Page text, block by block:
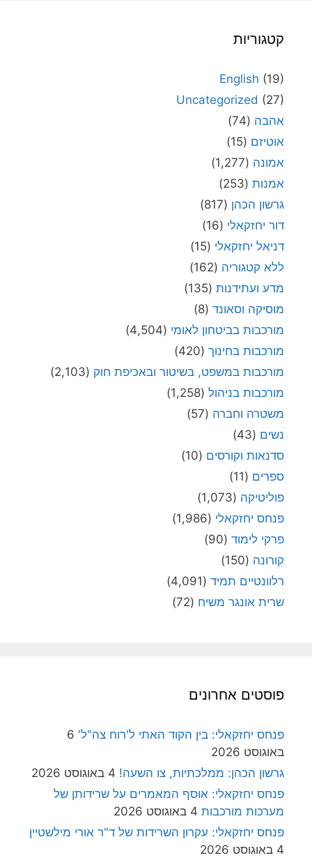
קטגוריות
English (19)
Uncategorized (27)
אהבה (74)
אוטיזם (15)
אמונה (1,277)
אמנות (253)
גרשון הכהן (817)
דור יחזקאלי (16)
דניאל יחזקאלי (15)
ללא קטגוריה (162)
מדע ועתידנות (135)
מוסיקה וסאונד (8)
מורכבות בביטחון לאומי (4,504)
מורכבות בחינוך (420)
מורכבות במשפט, בשיטור ובאכיפת חוק (2,103)
מורכבות בניהול (1,258)
משטרה וחברה (57)
נשים (43)
סדנאות וקורסים (10)
ספרים (11)
פוליטיקה (1,073)
פנחס יחזקאלי (1,986)
פרקי לימוד (90)
קורונה (150)
רלוונטיים תמיד (4,091)
שרית אונגר משיח (72)
פוסטים אחרונים
פנחס יחזקאלי: בין הקוד האתי ל'רוח צה"ל' 6
באוגוסט 2026
גרשון הכהן: ממלכתיות, צו השעה! 4 באוגוסט 2026
פנחס יחזקאלי: אוסף המאמרים על שרידותן של
מערכות מורכבות 4 באוגוסט 2026
פנחס יחזקאלי: עקרון השרידות של ד"ר אורי מילשטיין
4 באוגוסט 2026